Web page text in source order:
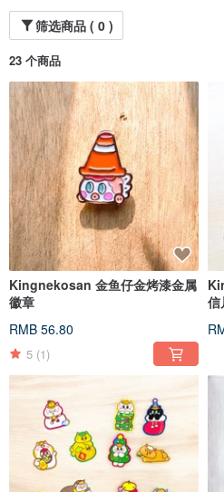
筛选商品 ( 0 )
23 个商品
Kingnekosan 金鱼仔金烤漆金属
徽章
RMB 56.80
5 (1)
信